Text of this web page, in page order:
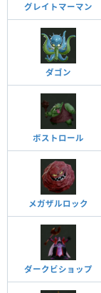
グレイトマーマン
ダゴン
ボストロール
メガザルロック
ダークビショップ